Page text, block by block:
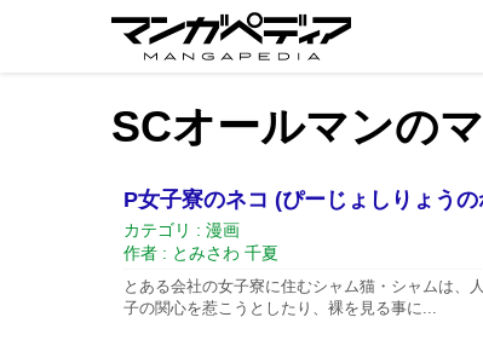
SCオールマンの
P女子寮のネコ (ぴーじょしりょうの
カテゴリ : 漫画
作者 : とみさわ 千夏
とある会社の女子寮に住むシャム猫・シャムは、
子の関心を惹こうとしたり、裸を見る事に...